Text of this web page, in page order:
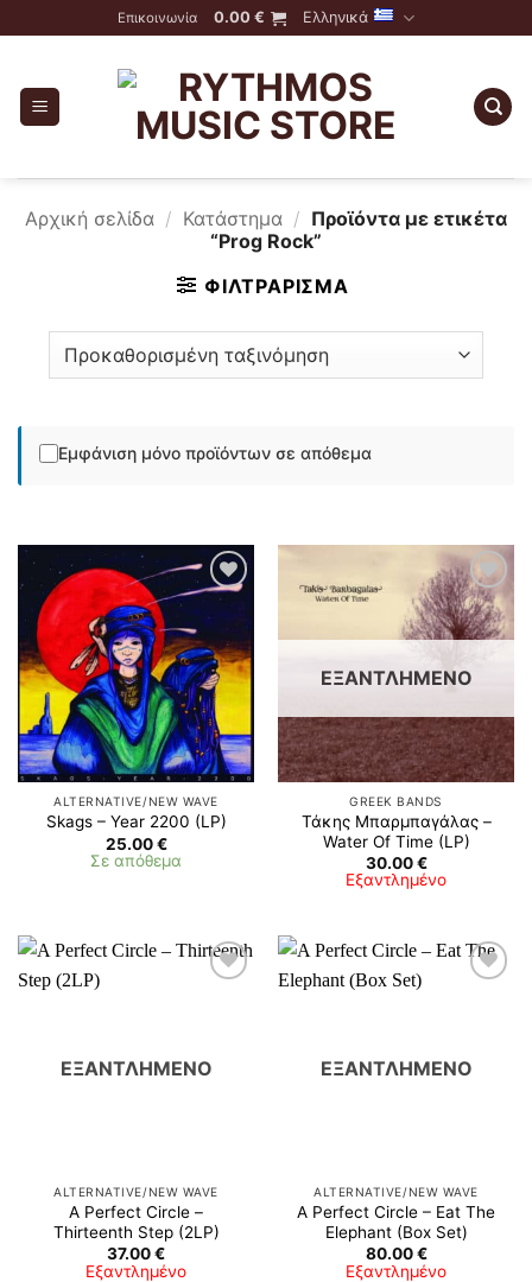
to
Επικοινωνία 0.00 € Ελληνικά
Αρχική σελίδα / Κατάστημα / Προϊόντα με ετικέτα
“Prog Rock”
ΦΙΛΤΡΆΡΙΣΜΑ
Εμφάνιση μόνο προϊόντων σε απόθεμα
ALTERNATIVE/NEW WAVE
Skags – Year 2200 (LP)
25.00€
Σε απόθεμα
ΕΞΑΝΤΛΗΜΈΝΟ
GREEK BANDS
Τάκης Μπαρμπαγάλας ‎–
Water Of Time (LP)
30.00€
Εξαντλημένο
ΕΞΑΝΤΛΗΜΈΝΟ
ALTERNATIVE/NEW WAVE
A Perfect Circle ‎–
Thirteenth Step (2LP)
37.00€
Εξαντλημένο
ΕΞΑΝΤΛΗΜΈΝΟ
ALTERNATIVE/NEW WAVE
A Perfect Circle – Eat The
Elephant (Box Set)
80.00€
Εξαντλημένο